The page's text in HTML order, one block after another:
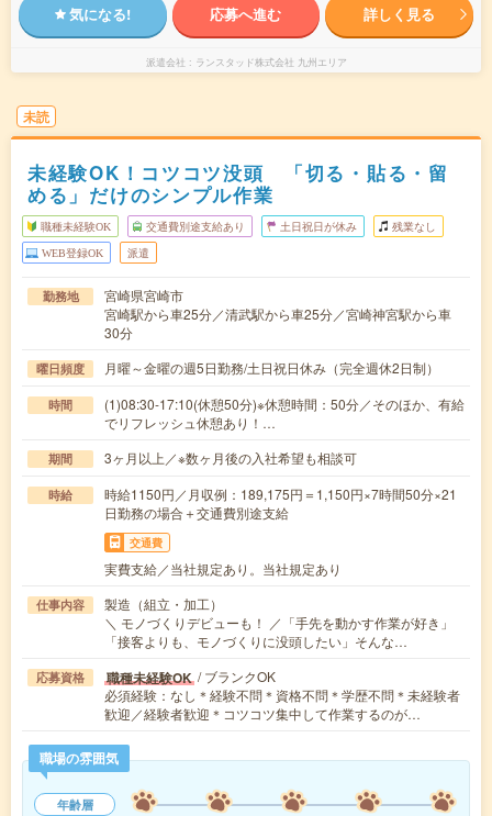
気になる! 応募へ進む 詳しく見る
派遣会社 ランスタッド株式会社 九州エリア
未読
未経験OK！コツコツ没頭 「切る・貼る・留
める」だけのシンプル作業
職種未経験OK 交通費別途支給あり 土日祝日が休み 残業なし
WEB登録OK 派遣
勤務地
宮崎県宮崎市
宮崎駅から車25分／清武駅から車25分／宮崎神宮駅から車
30分
曜日頻度 月曜～金曜の週5日勤務/土日祝日休み（完全週休2日制）
時間
(1)08:30-17:10(休憩50分)※休憩時間：50分／そのほか、有給
でリフレッシュ休憩あり！…
期間 3ヶ月以上／※数ヶ月後の入社希望も相談可
時給
時給1150円／月収例：189,175円＝1,150円×7時間50分×21
日勤務の場合＋交通費別途支給
交通費
実費支給／当社規定あり。当社規定あり
仕事内容
製造（組立・加工）
＼ モノづくりデビューも！ ／「手先を動かす作業が好き」
「接客よりも、モノづくりに没頭したい」そんな…
応募資格 職種未経験OK / ブランクOK
必須経験：なし＊経験不問＊資格不問＊学歴不問＊未経験者
歓迎／経験者歓迎＊コツコツ集中して作業するのが…
職場の雰囲気
年齢層